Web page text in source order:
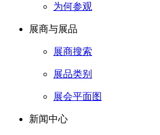
为何参观
展商与展品
展商搜索
展品类别
展会平面图
新闻中心